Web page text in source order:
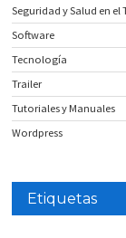
Seguridad y Salud en el
Software
Tecnología
Trailer
Tutoriales y Manuales
Wordpress
Etiquetas